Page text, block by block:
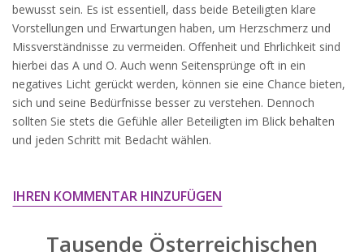
bewusst sein. Es ist essentiell, dass beide Beteiligten klare
Vorstellungen und Erwartungen haben, um Herzschmerz und
Missverständnisse zu vermeiden. Offenheit und Ehrlichkeit sind
hierbei das A und O. Auch wenn Seitensprünge oft in ein
negatives Licht gerückt werden, können sie eine Chance bieten,
sich und seine Bedürfnisse besser zu verstehen. Dennoch
sollten Sie stets die Gefühle aller Beteiligten im Blick behalten
und jeden Schritt mit Bedacht wählen.
IHREN KOMMENTAR HINZUFÜGEN
Tausende Österreichischen